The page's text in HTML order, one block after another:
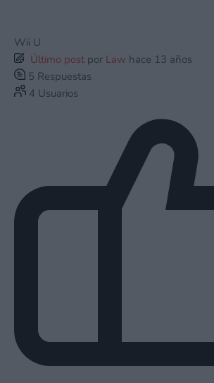
Wii U
Último post por Law hace 13 años
5 Respuestas
4 Usuarios